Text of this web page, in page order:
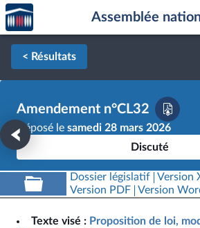
Aller au contenu
Aller en bas de la page
Accèder
à la
page
d'accueil
Assemblée
< Résultats
Amendement n°CL32
Déposé le samedi 28 mars 2026
Discuté
Dossier législatif Version
Version PDF
Version
Texte visé : Proposition de loi,